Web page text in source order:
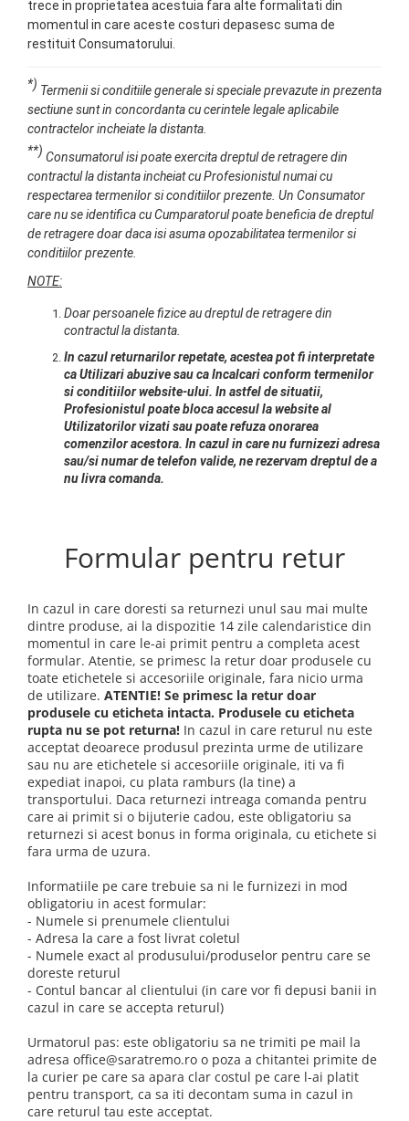
trece in proprietatea acestuia fara alte formalitati din
momentul in care aceste costuri depasesc suma de
restituit Consumatorului.
*) Termenii si conditiile generale si speciale prevazute in prezenta
sectiune sunt in concordanta cu cerintele legale aplicabile
contractelor incheiate la distanta.
**) Consumatorul isi poate exercita dreptul de retragere din
contractul la distanta incheiat cu Profesionistul numai cu
respectarea termenilor si conditiilor prezente. Un Consumator
care nu se identifica cu Cumparatorul poate beneficia de dreptul
de retragere doar daca isi asuma opozabilitatea termenilor si
conditiilor prezente.
NOTE:
Doar persoanele fizice au dreptul de retragere din
contractul la distanta.
In cazul returnarilor repetate, acestea pot fi interpretate
ca Utilizari abuzive sau ca Incalcari conform termenilor
si conditiilor website-ului. In astfel de situatii,
Profesionistul poate bloca accesul la website al
Utilizatorilor vizati sau poate refuza onorarea
comenzilor acestora. In cazul in care nu furnizezi adresa
sau/si numar de telefon valide, ne rezervam dreptul de a
nu livra comanda.
Formular pentru retur
In cazul in care doresti sa returnezi unul sau mai multe
dintre produse, ai la dispozitie 14 zile calendaristice din
momentul in care le-ai primit pentru a completa acest
formular. Atentie, se primesc la retur doar produsele cu
toate etichetele si accesoriile originale, fara nicio urma
de utilizare. ATENTIE! Se primesc la retur doar
produsele cu eticheta intacta. Produsele cu eticheta
rupta nu se pot returna! In cazul in care returul nu este
acceptat deoarece produsul prezinta urme de utilizare
sau nu are etichetele si accesoriile originale, iti va fi
expediat inapoi, cu plata ramburs (la tine) a
transportului. Daca returnezi intreaga comanda pentru
care ai primit si o bijuterie cadou, este obligatoriu sa
returnezi si acest bonus in forma originala, cu etichete si
fara urma de uzura.
Informatiile pe care trebuie sa ni le furnizezi in mod
obligatoriu in acest formular:
- Numele si prenumele clientului
- Adresa la care a fost livrat coletul
- Numele exact al produsului/produselor pentru care se
doreste returul
- Contul bancar al clientului (in care vor fi depusi banii in
cazul in care se accepta returul)
Urmatorul pas: este obligatoriu sa ne trimiti pe mail la
adresa office@saratremo.ro o poza a chitantei primite de
la curier pe care sa apara clar costul pe care l-ai platit
pentru transport, ca sa iti decontam suma in cazul in
care returul tau este acceptat.